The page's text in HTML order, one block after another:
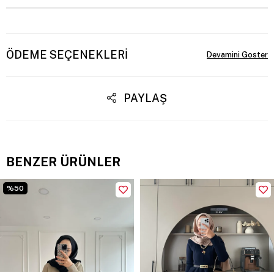
ÖDEME SEÇENEKLERI
PAYLAŞ
BENZER ÜRÜNLER
%50